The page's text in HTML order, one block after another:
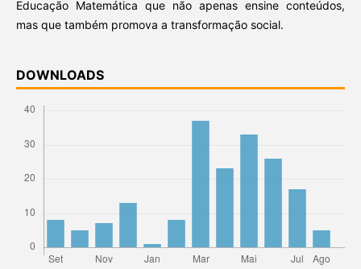
Educação Matemática que não apenas ensine conteúdos,
mas que também promova a transformação social.
DOWNLOADS